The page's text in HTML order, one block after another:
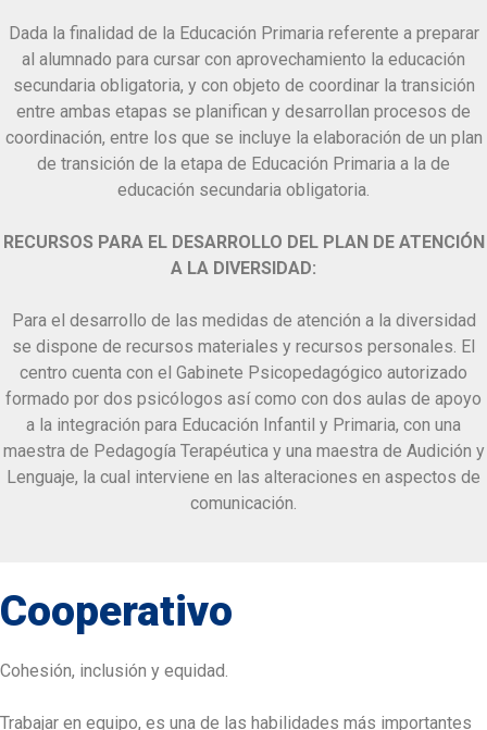
Dada la finalidad de la Educación Primaria referente a preparar
al alumnado para cursar con aprovechamiento la educación
secundaria obligatoria, y con objeto de coordinar la transición
entre ambas etapas se planifican y desarrollan procesos de
coordinación, entre los que se incluye la elaboración de un plan
de transición de la etapa de Educación Primaria a la de
educación secundaria obligatoria.
RECURSOS PARA EL DESARROLLO DEL PLAN DE ATENCIÓN
A LA DIVERSIDAD:
Para el desarrollo de las medidas de atención a la diversidad
se dispone de recursos materiales y recursos personales. El
centro cuenta con el Gabinete Psicopedagógico autorizado
formado por dos psicólogos así como con dos aulas de apoyo
a la integración para Educación Infantil y Primaria, con una
maestra de Pedagogía Terapéutica y una maestra de Audición y
Lenguaje, la cual interviene en las alteraciones en aspectos de
comunicación.
Cooperativo
Cohesión, inclusión y equidad.
Trabajar en equipo, es una de las habilidades más importantes